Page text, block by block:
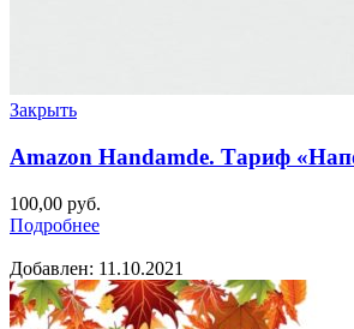
Закрыть
Amazon Handamde. Тариф
100,00 руб.
Подробнее
Добавлен: 11.10.2021